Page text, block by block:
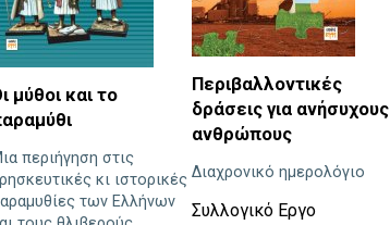
μύθοι και το
περιήγηση στις
κι ιστορικές
των Ελλήνων
Περιβαλλοντικές
δράσεις για ανήσυχους
ανθρώπους
Διαχρονικό ημερολόγιο
Συλλογικό Εργο